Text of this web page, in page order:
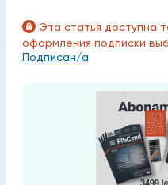
Эта статья доступна
оформления подписки
Подписан/а